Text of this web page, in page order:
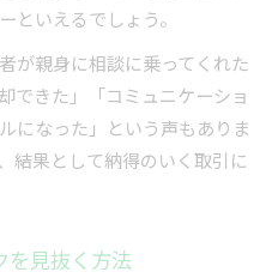
といえるでしょう。
が親身に相談に乗ってくれた
できた」「コミュニケーショ
になった」という声もありま
結果として納得のいく取引に
を見抜く方法